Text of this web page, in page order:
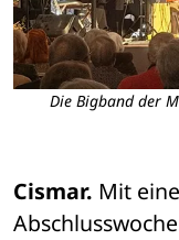
Die Bigband der
Cismar. Mit